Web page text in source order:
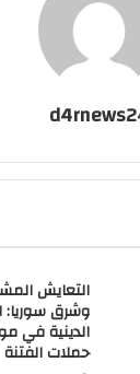
التعايش
وشرق سوريا:
الدينية في
حملات الفتنة